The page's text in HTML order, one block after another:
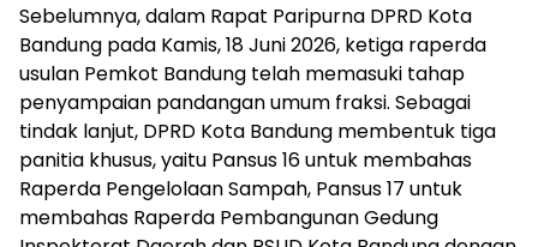
Sebelumnya, dalam Rapat Paripurna DPRD Kota
Bandung pada Kamis, 18 Juni 2026, ketiga raperda
usulan Pemkot Bandung telah memasuki tahap
penyampaian pandangan umum fraksi. Sebagai
tindak lanjut, DPRD Kota Bandung membentuk tiga
panitia khusus, yaitu Pansus 16 untuk membahas
Raperda Pengelolaan Sampah, Pansus 17 untuk
membahas Raperda Pembangunan Gedung